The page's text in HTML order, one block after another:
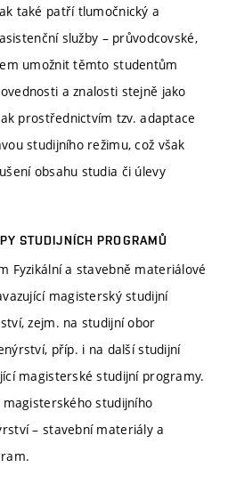
také patří tlumočnický a
služby – průvodcovské,
umožnit těmto studentům
a znalosti stejně jako
prostřednictvím tzv. adaptace
studijního režimu, což však
obsahu studia či úlevy
STUDIJNÍCH PROGRAMŮ
Fyzikální a stavebně materiálové
magisterský studijní
zejm. na studijní obor
příp. i na další studijní
magisterské studijní programy.
studijního
– stavební materiály a